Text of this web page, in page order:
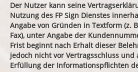
Der Nutzer kann seine
Nutzung des FP Sign Dienstes
Angabe von Gründen in Textform (z.
Fax), unter Angabe der
Frist beginnt nach Erhalt dieser
jedoch nicht vor Vertragsschluss und
Erfüllung der Informationspflichten